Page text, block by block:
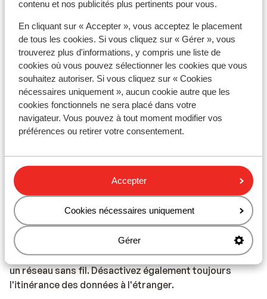
contenu et nos publicités plus pertinents pour vous.
En cliquant sur « Accepter », vous acceptez le placement
de tous les cookies. Si vous cliquez sur « Gérer », vous
trouverez plus d'informations, y compris une liste de
cookies où vous pouvez sélectionner les cookies que vous
souhaitez autoriser. Si vous cliquez sur « Cookies
nécessaires uniquement », aucun cookie autre que les
cookies fonctionnels ne sera placé dans votre
navigateur. Vous pouvez à tout moment modifier vos
préférences ou retirer votre consentement.
Accepter
Cookies nécessaires uniquement
Gérer
de 18 ans ou plus par chambre.
Vaccins
Pour obtenir des informations en temps réel sur les
vaccins ou d'autres sujets médicaux en rapport avec
les voyages, consultez le site Web de l'Institut de
Médecine Tropicale : https://www.itg.be
Vous pouvez utiliser votre téléphone mobile au
Portugal. Cependant, nous vous conseillons d'éviter
d'y recourir en raison de coûts élevés facturés par
l'opérateur en cas de déplacement à l'étranger.
Informez-vous auprès de lui avant de partir en
vacances. Si vous souhaitez utiliser Internet sur votre
smartphone, nous vous recommandons de le faire via
un réseau sans fil. Désactivez également toujours
l'itinérance des données à l'étranger.